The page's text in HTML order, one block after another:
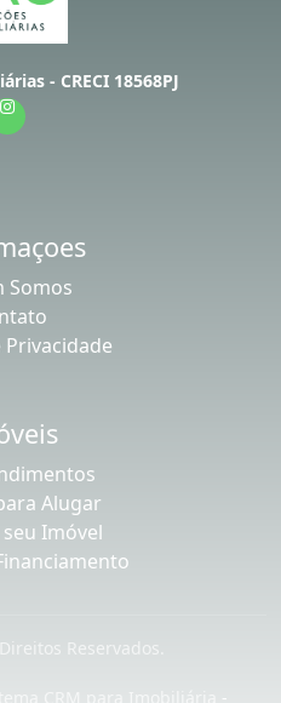
- CRECI 18568PJ
Somos
Alugar
Imóvel
Reservados.
-